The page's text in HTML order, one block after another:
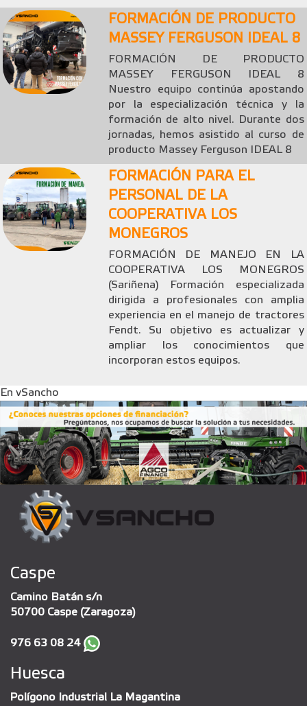
FORMACIÓN DE PRODUCTO
MASSEY FERGUSON IDEAL 8
FORMACIÓN DE PRODUCTO
MASSEY FERGUSON IDEAL 8
Nuestro equipo continúa apostando
por la especialización técnica y la
formación de alto nivel. Durante dos
jornadas, hemos asistido al curso de
producto Massey Ferguson IDEAL 8
FORMACIÓN PARA EL
PERSONAL DE LA
COOPERATIVA LOS
MONEGROS
FORMACIÓN DE MANEJO EN LA
COOPERATIVA LOS MONEGROS
(Sariñena) Formación especializada
dirigida a profesionales con amplia
experiencia en el manejo de tractores
Fendt. Su objetivo es actualizar y
ampliar los conocimientos que
incorporan estos equipos.
En vSancho
Caspe
Camino Batán s/n
50700 Caspe (Zaragoza)
976 63 08 24
Huesca
Polígono Industrial La Magantina